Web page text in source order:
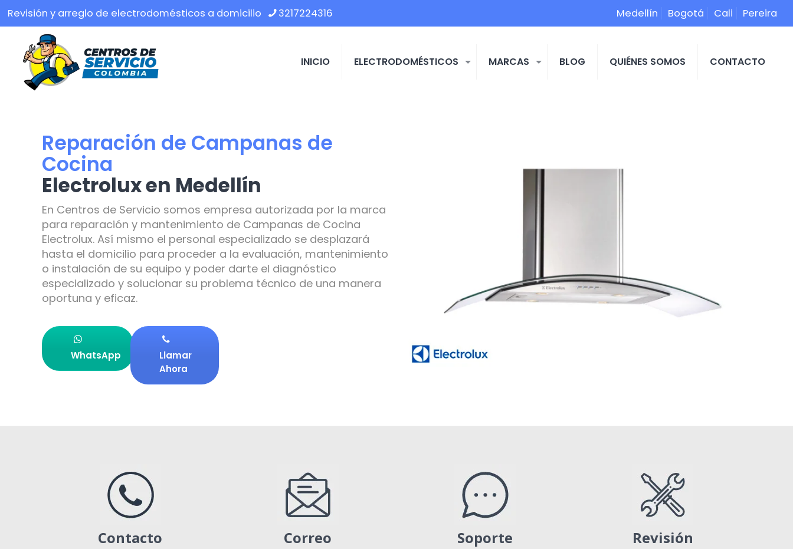
Revisión y arreglo de electrodomésticos a domicilio 3217224316 Medellín Bogotá Cali Pereira
INICIO ELECTRODOMÉSTICOS MARCAS BLOG QUIÉNES SOMOS CONTACTO
Reparación de Campanas de
Cocina
Electrolux en Medellín
En Centros de Servicio somos empresa autorizada por la marca
para reparación y mantenimiento de Campanas de Cocina
Electrolux. Así mismo el personal especializado se desplazará
hasta el domicilio para proceder a la evaluación, mantenimiento
o instalación de su equipo y poder darte el diagnóstico
especializado y solucionar su problema técnico de una manera
oportuna y eficaz.
WhatsApp
Llamar
Ahora
Contacto Correo Soporte Revisión